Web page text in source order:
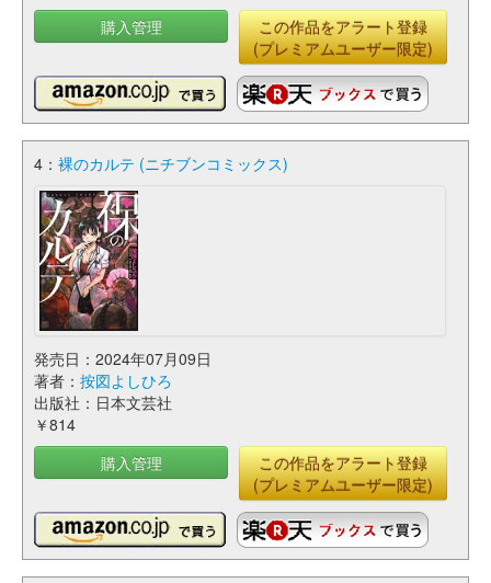
購入管理
この作品をアラート登録
(プレミアムユーザー限定)
4： 裸のカルテ (ニチブンコミックス)
発売日：2024年07月09日
著者： 按図よしひろ
出版社：日本文芸社
￥814
購入管理
この作品をアラート登録
(プレミアムユーザー限定)